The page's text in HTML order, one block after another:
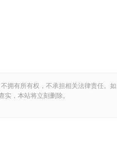
拥有所有权，不承担相关法律责任。如
，本站将立刻删除。